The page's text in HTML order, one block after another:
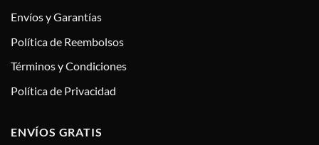
Envíos y Garantías
Política de Reembolsos
Términos y Condiciones
Política de Privacidad
ENVÍOS GRATIS